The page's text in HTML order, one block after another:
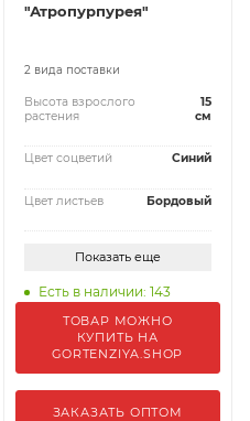
"Атропурпурея"
2 вида поставки
Высота взрослого
растения
15
см
Цвет соцветий Синий
Цвет листьев Бордовый
Показать еще
Есть в наличии: 143
ТОВАР МОЖНО
КУПИТЬ НА
GORTENZIYA.SHOP
ЗАКАЗАТЬ ОПТОМ